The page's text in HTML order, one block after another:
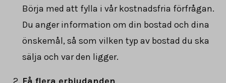
Börja med att fylla i vår kostnadsfria förfrågan.
Du anger information om din bostad och dina
önskemål, så som vilken typ av bostad du ska
sälja och var den ligger.